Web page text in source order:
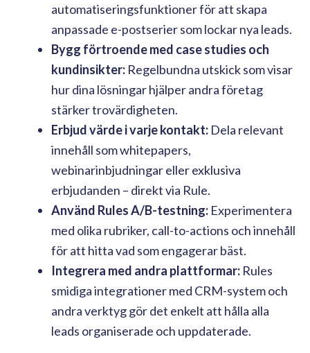
automatiseringsfunktioner för att skapa
anpassade e-postserier som lockar nya leads.
Bygg förtroende med case studies och
kundinsikter: Regelbundna utskick som visar
hur dina lösningar hjälper andra företag
stärker trovärdigheten.
Erbjud värde i varje kontakt: Dela relevant
innehåll som whitepapers,
webinarinbjudningar eller exklusiva
erbjudanden – direkt via Rule.
Använd Rules A/B-testning: Experimentera
med olika rubriker, call-to-actions och innehåll
för att hitta vad som engagerar bäst.
Integrera med andra plattformar: Rules
smidiga integrationer med CRM-system och
andra verktyg gör det enkelt att hålla alla
leads organiserade och uppdaterade.